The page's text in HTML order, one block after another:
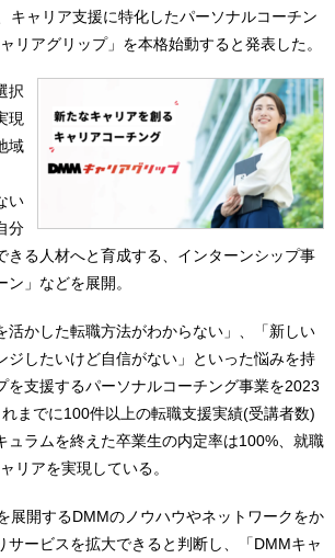
キャリア支援に特化したパーソナルコーチン
リアグリップ」を本格始動すると発表した。
択
現
域
い
分
きる人材へと育成する、インターンシップ事
」などを展開。
活かした転職方法がわからない」、「新しい
ジしたいけど自信がない」といった悩みを持
を支援するパーソナルコーチング事業を2023
までに100件以上の転職支援実績(受講者数)
ュラムを終えた卒業生の内定率は100%、就職
リアを実現している。
展開するDMMのノウハウやネットワークをか
サービスを拡大できると判断し、「DMMキャ